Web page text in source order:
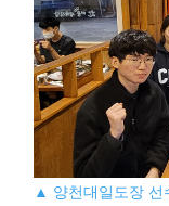
▲ 양천대일도장 선